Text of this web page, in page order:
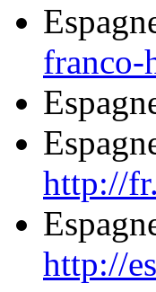
franco-
http://
http://